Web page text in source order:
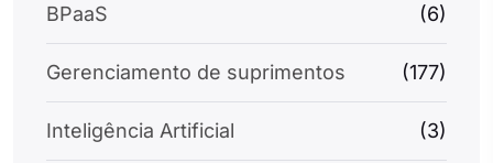
BPaaS (6)
Gerenciamento de suprimentos (177)
Inteligência Artificial (3)